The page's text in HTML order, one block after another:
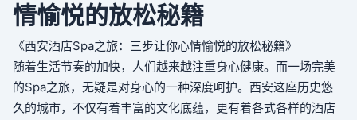
情愉悦的放松秘籍
《西安酒店Spa之旅：三步让你心情愉悦的放松秘籍》
随着生活节奏的加快，人们越来越注重身心健康。而一场完美
的Spa之旅，无疑是对身心的一种深度呵护。西安这座历史悠
久的城市，不仅有着丰富的文化底蕴，更有着各式各样的酒店